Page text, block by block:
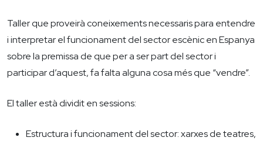
Taller que proveirà coneixements necessaris para entendre
i interpretar el funcionament del sector escènic en Espanya
sobre la premissa de que per a ser part del sector i
participar d’aquest, fa falta alguna cosa més que “vendre”.
El taller està dividit en sessions:
Estructura i funcionament del sector: xarxes de teatres,